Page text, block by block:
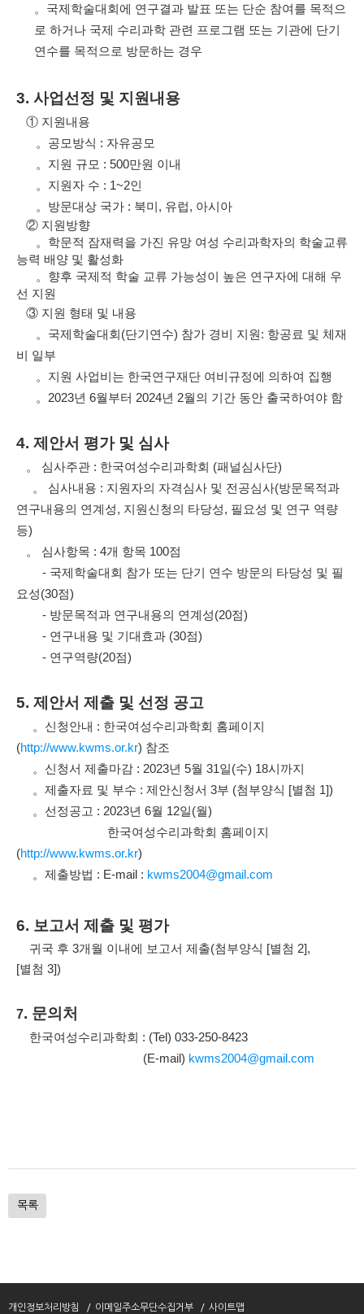
。 국제학술대회에 연구결과 발표 또는 단순 참여를 목적으
로 하거나 국제 수리과학 관련 프로그램 또는 기관에 단기
연수를 목적으로 방문하는 경우
3. 사업선정 및 지원내용
① 지원내용
。 공모방식 : 자유공모
。 지원 규모 : 500만원 이내
。 지원자 수 : 1~2인
。 방문대상 국가 : 북미 , 유럽, 아시아
② 지원방향
。 학문적 잠재력을 가진 유망 여성 수리과학자의 학술교류
능력 배양 및 활성화
。 향후 국제적 학술 교류 가능성이 높은 연구자에 대해 우
선 지원
③ 지원 형태 및 내용
。 국제학술대회 (단기연수) 참가 경비 지원 : 항공료 및 체재
비 일부
。 지원 사업비는 한국연구재단 여비규정에 의하여 집행
。 2023년 6월부터 2024년 2월의 기간 동안 출국하여야 함
4. 제안서 평가 및 심사
。 심사주관 : 한국여성수리과학회 (패널심사단)
。 심사내용 : 지원자의 자격심사 및 전공심사(방문목적과
연구내용의 연계성, 지원신청의 타당성, 필요성 및 연구 역량
등)
。 심사항목 : 4개 항목 100점
- 국제학술대회 참가 또는 단기 연수 방문의 타당성 및 필
요성(30점)
- 방문목적과 연구내용의 연계성(20점)
- 연구내용 및 기대효과 (30점)
- 연구역량(20점)
5. 제안서 제출 및 선정 공고
。 신청안내 : 한국여성수리과학회 홈페이지
(http://www.kwms.or.kr) 참조
。 신청서 제출마감 : 2023년 5월 31일(수) 18시까지
。 제출자료 및 부수 : 제안신청서 3부 (첨부양식 [별첨 1])
。 선정공고 : 2023년 6월 12일(월)
한국여성수리과학회 홈페이지
(http://www.kwms.or.kr)
。 제출방법 : E-mail : kwms2004@gmail.com
6. 보고서 제출 및 평가
귀국 후 3개월 이내에 보고서 제출(첨부양식 [별첨 2],
[별첨 3])
7. 문의처
한국여성수리과학회 : (Tel) 033-250-8423
(E-mail) kwms2004@gmail.com
목록
개인정보처리방침 이메일주소무단수집거부 사이트맵